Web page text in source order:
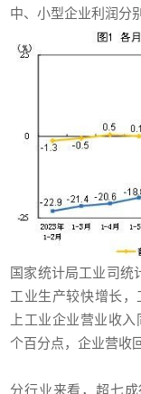
中、小型企业利润分
国家统计局工业司统
工业生产较快增长
上工业企业营业收
个百分点，企业营收
分行业来看，超七